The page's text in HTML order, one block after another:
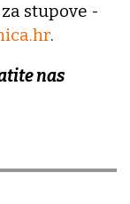
stupove -
.
nas